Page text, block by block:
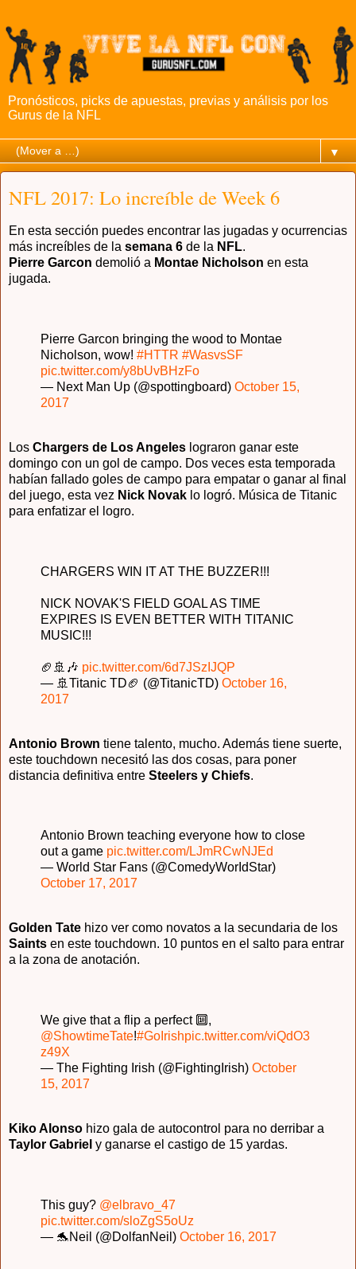
Pronósticos, picks de apuestas, previas y análisis por los
Gurus de la NFL
▼
NFL 2017: Lo increíble de Week 6
En esta sección puedes encontrar las jugadas y ocurrencias
más increíbles de la semana 6 de la NFL.
Pierre Garcon demolió a Montae Nicholson en esta
jugada.
Pierre Garcon bringing the wood to Montae
Nicholson, wow! #HTTR #WasvsSF
pic.twitter.com/y8bUvBHzFo
— Next Man Up (@spottingboard) October 15,
2017
Los Chargers de Los Angeles lograron ganar este
domingo con un gol de campo. Dos veces esta temporada
habían fallado goles de campo para empatar o ganar al final
del juego, esta vez Nick Novak lo logró. Música de Titanic
para enfatizar el logro.
CHARGERS WIN IT AT THE BUZZER!!!
NICK NOVAK'S FIELD GOAL AS TIME
EXPIRES IS EVEN BETTER WITH TITANIC
MUSIC!!!
🏈🚢🎶 pic.twitter.com/6d7JSzIJQP
— 🚢Titanic TD🏈 (@TitanicTD) October 16,
2017
Antonio Brown tiene talento, mucho. Además tiene suerte,
este touchdown necesitó las dos cosas, para poner
distancia definitiva entre Steelers y Chiefs.
Antonio Brown teaching everyone how to close
out a game pic.twitter.com/LJmRCwNJEd
— World Star Fans (@ComedyWorIdStar)
October 17, 2017
Golden Tate hizo ver como novatos a la secundaria de los
Saints en este touchdown. 10 puntos en el salto para entrar
a la zona de anotación.
We give that a flip a perfect 🔟,
@ShowtimeTate!#GoIrishpic.twitter.com/viQdO3
z49X
— The Fighting Irish (@FightingIrish) October
15, 2017
Kiko Alonso hizo gala de autocontrol para no derribar a
Taylor Gabriel y ganarse el castigo de 15 yardas.
This guy? @elbravo_47
pic.twitter.com/sloZgS5oUz
— 🐬Neil (@DolfanNeil) October 16, 2017